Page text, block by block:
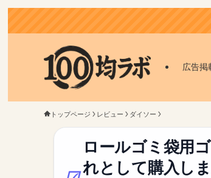
広告掲
トップページ レビュー ダイソー
ロールゴミ袋用
れとして購入し